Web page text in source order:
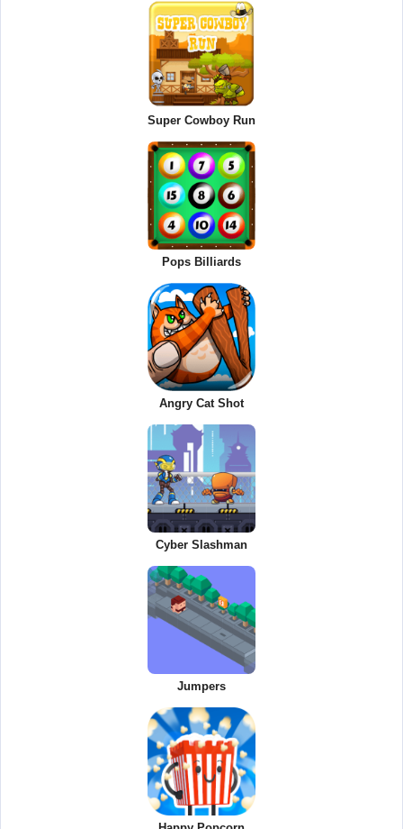
Super Cowboy Run
Pops Billiards
Angry Cat Shot
Cyber Slashman
Jumpers